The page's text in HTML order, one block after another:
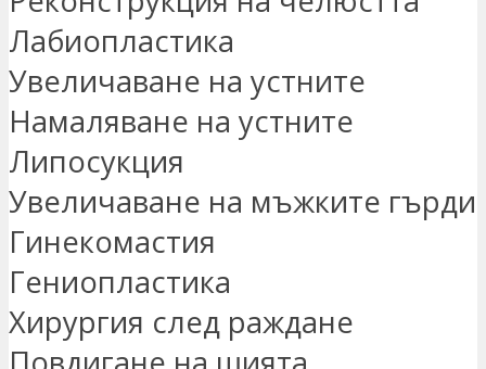
Лабиопластика
Увеличаване на устните
Намаляване на устните
Липосукция
Увеличаване на мъжките гърди
Гинекомастия
Гениопластика
Хирургия след раждане